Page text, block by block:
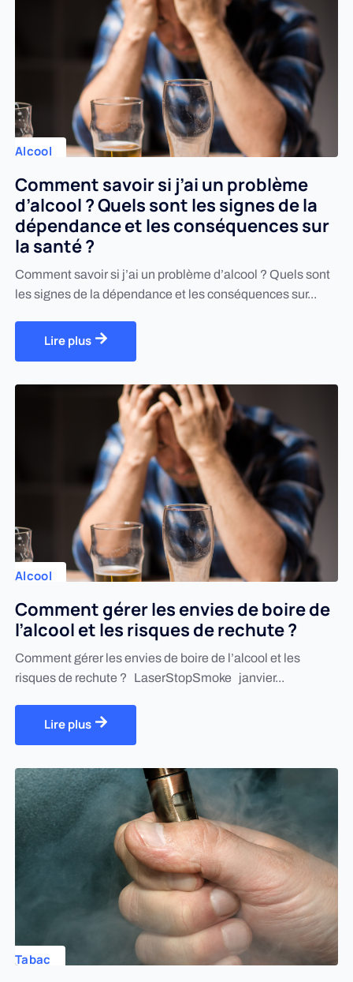
Alcool
Comment savoir si j’ai un problème
d’alcool ? Quels sont les signes de la
dépendance et les conséquences sur
la santé ?
Comment savoir si j’ai un problème d’alcool ? Quels sont
les signes de la dépendance et les conséquences sur...
Lire plus
Alcool
Comment gérer les envies de boire de
l’alcool et les risques de rechute ?
Comment gérer les envies de boire de l’alcool et les
risques de rechute ? LaserStopSmoke janvier...
Lire plus
Tabac